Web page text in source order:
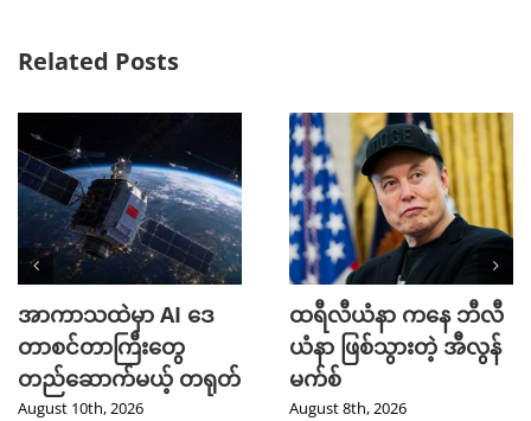
Related Posts
အာကာသထဲမှာ AI ဒေ
တာစင်တာကြီးတွေ
တည်ဆောက်မယ့် တရုတ်
August 10th, 2026
ထရီလီယံနာ ကနေ ဘီလီ
ယံနာ ဖြစ်သွားတဲ့ အီလွန်
မက်စ်
August 8th, 2026